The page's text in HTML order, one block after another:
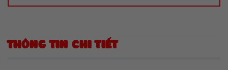
THÔNG TIN CHI TIẾT